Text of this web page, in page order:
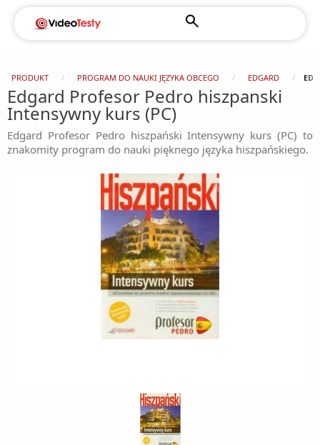
PRODUKT PROGRAM DO NAUKI JĘZYKA OBCEGO EDGARD
Edgard Profesor Pedro hiszpanski
Intensywny kurs (PC)
Edgard Profesor Pedro hiszpański Intensywny kurs (PC) to
znakomity program do nauki pięknego języka hiszpańskiego.